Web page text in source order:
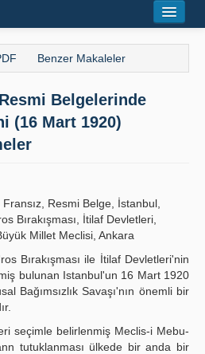
Benzer Makaleler
Belgelerinde
(16 Mart 1920)
Fransız, Resmi Belge, İstanbul,
Bırakışması, İtilaf Devletleri,
Millet Meclisi, Ankara
Bırakışması ile İtilaf Devletleri'nin
bulunan Istanbul'un 16 Mart 1920
Bağımsızlık Savaşı'nın önemli bir
seçimle belirlenmiş Meclis-i Mebu-
tutuklanması ülkede bir anda bir